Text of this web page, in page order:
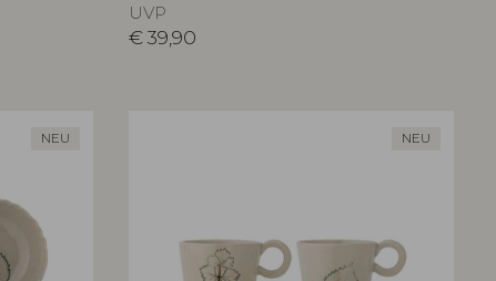
UVP
€ 39,90
NEU NEU